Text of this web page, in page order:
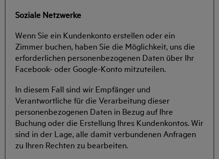
Soziale Netzwerke
Wenn Sie ein Kundenkonto erstellen oder ein
Zimmer buchen, haben Sie die Möglichkeit, uns die
erforderlichen personenbezogenen Daten über Ihr
Facebook- oder Google-Konto mitzuteilen.
In diesem Fall sind wir Empfänger und
Verantwortliche für die Verarbeitung dieser
personenbezogenen Daten in Bezug auf Ihre
Buchung oder die Erstellung Ihres Kundenkontos. Wir
sind in der Lage, alle damit verbundenen Anfragen
zu Ihren Rechten zu bearbeiten.